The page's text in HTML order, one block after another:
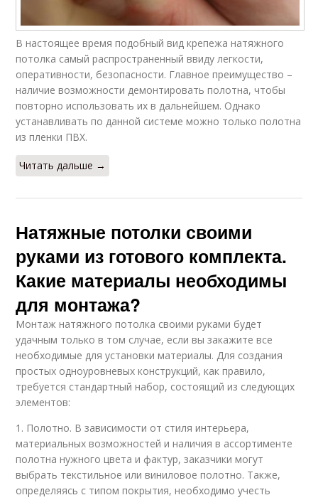
В настоящее время подобный вид крепежа натяжного
потолка самый распространенный ввиду легкости,
оперативности, безопасности. Главное преимущество –
наличие возможности демонтировать полотна, чтобы
повторно использовать их в дальнейшем. Однако
устанавливать по данной системе можно только полотна
из пленки ПВХ.
Читать дальше →
Натяжные потолки своими
руками из готового комплекта.
Какие материалы необходимы
для монтажа?
Монтаж натяжного потолка своими руками будет
удачным только в том случае, если вы закажите все
необходимые для установки материалы. Для создания
простых одноуровневых конструкций, как правило,
требуется стандартный набор, состоящий из следующих
элементов:
1. Полотно. В зависимости от стиля интерьера,
материальных возможностей и наличия в ассортименте
полотна нужного цвета и фактур, заказчики могут
выбрать текстильное или виниловое полотно. Также,
определяясь с типом покрытия, необходимо учесть